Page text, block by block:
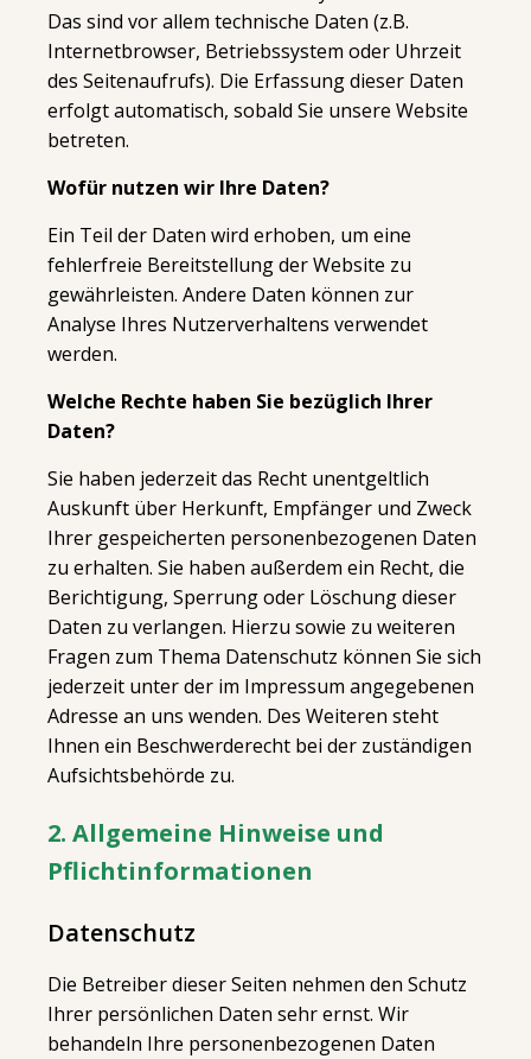
Das sind vor allem technische Daten (z.B.
Internetbrowser, Betriebssystem oder Uhrzeit
des Seitenaufrufs). Die Erfassung dieser Daten
erfolgt automatisch, sobald Sie unsere Website
betreten.
Wofür nutzen wir Ihre Daten?
Ein Teil der Daten wird erhoben, um eine
fehlerfreie Bereitstellung der Website zu
gewährleisten. Andere Daten können zur
Analyse Ihres Nutzerverhaltens verwendet
werden.
Welche Rechte haben Sie bezüglich Ihrer
Daten?
Sie haben jederzeit das Recht unentgeltlich
Auskunft über Herkunft, Empfänger und Zweck
Ihrer gespeicherten personenbezogenen Daten
zu erhalten. Sie haben außerdem ein Recht, die
Berichtigung, Sperrung oder Löschung dieser
Daten zu verlangen. Hierzu sowie zu weiteren
Fragen zum Thema Datenschutz können Sie sich
jederzeit unter der im Impressum angegebenen
Adresse an uns wenden. Des Weiteren steht
Ihnen ein Beschwerderecht bei der zuständigen
Aufsichtsbehörde zu.
2. Allgemeine Hinweise und
Pflichtinformationen
Datenschutz
Die Betreiber dieser Seiten nehmen den Schutz
Ihrer persönlichen Daten sehr ernst. Wir
behandeln Ihre personenbezogenen Daten